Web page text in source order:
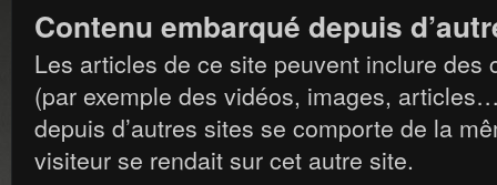
Contenu embarqué depuis
Les articles de ce site peuvent inclure des
(par exemple des vidéos, images,
depuis d’autres sites se comporte de la
visiteur se rendait sur cet autre site.